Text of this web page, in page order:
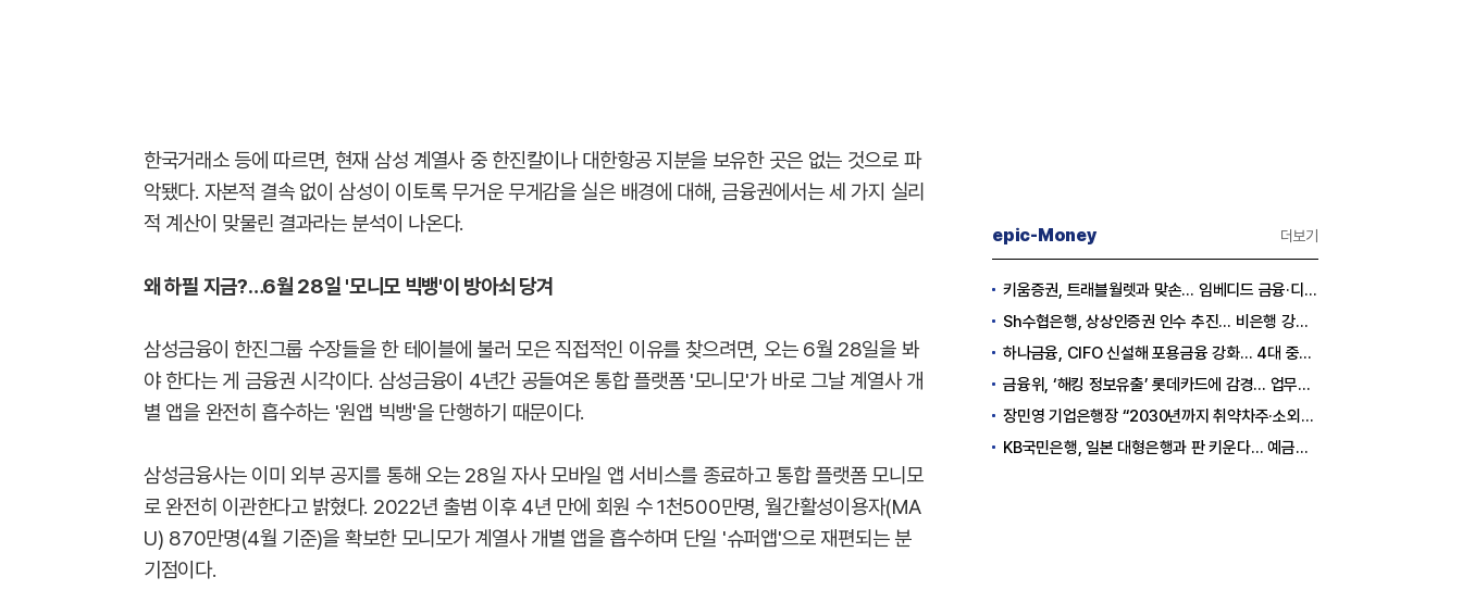
한국거래소 등에 따르면, 현재 삼성 계열사 중 한진칼이나 대한항공 지분을 보유한 곳은 없는 것으로 파
악됐다. 자본적 결속 없이 삼성이 이토록 무거운 무게감을 실은 배경에 대해, 금융권에서는 세 가지 실리
적 계산이 맞물린 결과라는 분석이 나온다.
왜 하필 지금?…6월 28일 '모니모 빅뱅'이 방아쇠 당겨
삼성금융이 한진그룹 수장들을 한 테이블에 불러 모은 직접적인 이유를 찾으려면, 오는 6월 28일을 봐
야 한다는 게 금융권 시각이다. 삼성금융이 4년간 공들여온 통합 플랫폼 '모니모'가 바로 그날 계열사 개
별 앱을 완전히 흡수하는 '원앱 빅뱅'을 단행하기 때문이다.
삼성금융사는 이미 외부 공지를 통해 오는 28일 자사 모바일 앱 서비스를 종료하고 통합 플랫폼 모니모
로 완전히 이관한다고 밝혔다. 2022년 출범 이후 4년 만에 회원 수 1천500만명, 월간활성이용자(MA
U) 870만명(4월 기준)을 확보한 모니모가 계열사 개별 앱을 흡수하며 단일 '슈퍼앱'으로 재편되는 분
기점이다.
epic-Money 더보기
키움증권, 트래블월렛과 맞손… 임베디드 금융·디지털 자산 신사업 추진
Sh수협은행, 상상인증권 인수 추진… 비은행 강화 ‘금융그룹’ 도약 발판
하나금융, CIFO 신설해 포용금융 강화… 4대 중심축 중심 상반기 목표 60% 달성
금융위, ‘해킹 정보유출’ 롯데카드에 감경... 업무정지 1.5개월
장민영 기업은행장 “2030년까지 취약차주·소외계층에 30조원 지원”
KB국민은행, 일본 대형은행과 판 키운다… 예금토큰으로 국가 간 결제 성공